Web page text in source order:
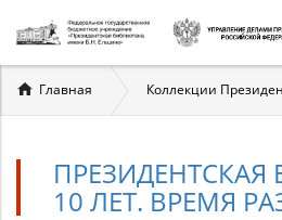
Вы
здесь
Главная Коллекции
ПРЕЗИДЕНТСКАЯ
10 ЛЕТ. ВРЕМЯ